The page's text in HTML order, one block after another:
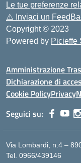
Le tue preferenze
⚠️ Inviaci un
Copyright © 2023
Powered by Picieffe
Amministrazione
Dichiarazione di
Cookie PolicyPrivacy
Seguici su:
Via Lombardi, n.4 –
Tel. 0966/439146